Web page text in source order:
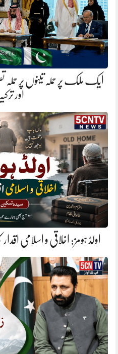
ایک ملک پر حملہ تینوں پر حملہ
اور
اولڈ ہومز: اخلاقی و اسلامی